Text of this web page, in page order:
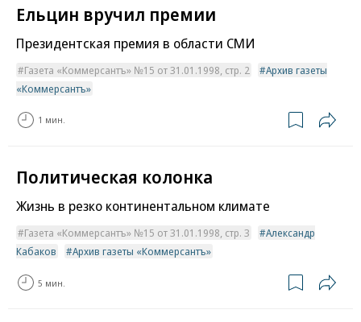
Ельцин вручил премии
Президентская премия в области СМИ
Газета «Коммерсантъ» №15 от 31.01.1998, стр. 2
Архив газеты
«Коммерсантъ»
1 мин.
Политическая колонка
Жизнь в резко континентальном климате
Газета «Коммерсантъ» №15 от 31.01.1998, стр. 3
Александр
Кабаков
Архив газеты «Коммерсантъ»
5 мин.